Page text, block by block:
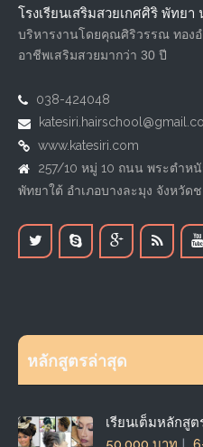
โรงเรียนเสริมสวยเกศศิริ พัทยา
บริหารงานโดยคุณศิริวรรณ ทอง
อาชีพเสริมสวยมากว่า 30 ปี
038-424048
www.katesiri.com
257/10 หมู่ 10 ถนน พระตำห
พัทยาใต้ อำเภอบางละมุง จังหวัด
หลักสูตรล่าสุด
เรียนเต็มหลักสูต